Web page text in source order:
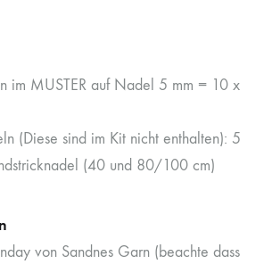
im MUSTER auf Nadel 5 mm = 10 x
(Diese sind im Kit nicht enthalten): 5
(40 und 80/100 cm)
von Sandnes Garn (beachte dass